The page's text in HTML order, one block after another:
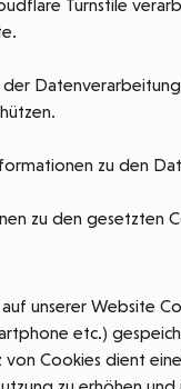
Turnstile
der
zu den
zu den gesetzten
unserer Website
etc.)
von Cookies dient